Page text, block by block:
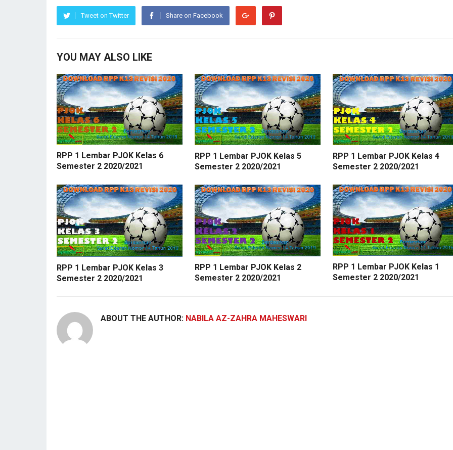
Tweet on Twitter Share on Facebook
YOU MAY ALSO LIKE
RPP 1 Lembar PJOK Kelas 6
Semester 2 2020/2021
RPP 1 Lembar PJOK Kelas 5
Semester 2 2020/2021
RPP 1 Lembar PJOK Kelas 4
Semester 2 2020/2021
RPP 1 Lembar PJOK Kelas 3
Semester 2 2020/2021
RPP 1 Lembar PJOK Kelas 2
Semester 2 2020/2021
RPP 1 Lembar PJOK Kelas 1
Semester 2 2020/2021
ABOUT THE AUTHOR: NABILA AZ-ZAHRA MAHESWARI